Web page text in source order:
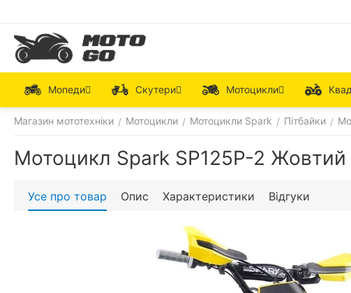
Мопеди Скутери Мотоцикли
Магазин мототехніки / Мотоцикли / Мотоцикли Spark / Пітбайки /
Мотоцикл Spark SP125P-2 Жовтий
Усе про товар Опис Характеристики Відгуки